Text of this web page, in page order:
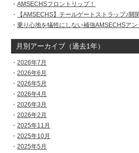
AMSECHSフロントリップ！
【AMSECHS】テールゲートストラップ♪開
乗り心地を犠牲にしない補強AMSECHSアン
月別アーカイブ（過去1年）
2026年7月
2026年6月
2026年5月
2026年4月
2026年3月
2026年2月
2025年11月
2025年10月
2025年5月